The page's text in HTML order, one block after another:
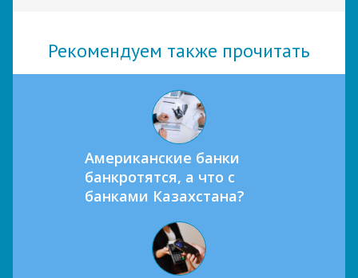
Рекомендуем также прочитать
Американские банки
банкротятся, а что с
банками Казахстана?